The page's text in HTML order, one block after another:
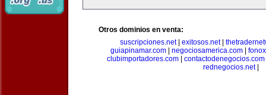
Otros dominios en venta:
suscripciones.net| exitosos.net|
guiapinamar.com
negociosamerica.com
clubimportadores.com
contactodenegocios.com
rednegocios.net|